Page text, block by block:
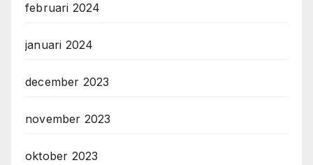
februari 2024
januari 2024
december 2023
november 2023
oktober 2023